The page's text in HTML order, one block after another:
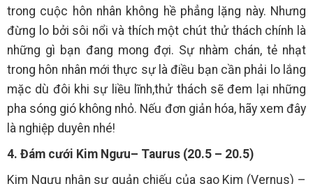
trong cuộc hôn nhân không hề phẳng lặng này. Nhưng
đừng lo bởi sôi nổi và thích một chút thử thách chính là
những gì bạn đang mong đợi. Sự nhàm chán, tẻ nhạt
trong hôn nhân mới thực sự là điều bạn cần phải lo lắng
mặc dù đôi khi sự liều lĩnh,thử thách sẽ đem lại những
pha sóng gió không nhỏ. Nếu đơn giản hóa, hãy xem đây
là nghiệp duyên nhé!
4. Đám cưới Kim Ngưu– Taurus (20.5 – 20.5)
Kim Ngưu nhận sự quản chiếu của sao Kim (Vernus) –